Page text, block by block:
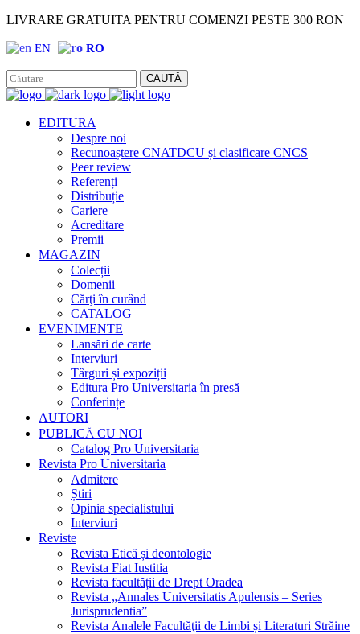
LIVRARE GRATUITA PENTRU COMENZI PESTE 300 RON
EN RO
CAUTĂ
EDITURA
Despre noi
Recunoaștere CNATDCU și clasificare CNCS
Peer review
Referenți
Distribuție
Cariere
Acreditare
Premii
MAGAZIN
Colecții
Domenii
Cărţi în curând
CATALOG
EVENIMENTE
Lansări de carte
Interviuri
Târguri și expoziții
Editura Pro Universitaria în presă
Conferințe
AUTORI
PUBLICĂ CU NOI
Catalog Pro Universitaria
Revista Pro Universitaria
Admitere
Știri
Opinia specialistului
Interviuri
Reviste
Revista Etică și deontologie
Revista Fiat Iustitia
Revista facultății de Drept Oradea
Revista „Annales Universitatis Apulensis – Series
Jurisprudentia”
Revista Analele Facultăţii de Limbi și Literaturi Străine